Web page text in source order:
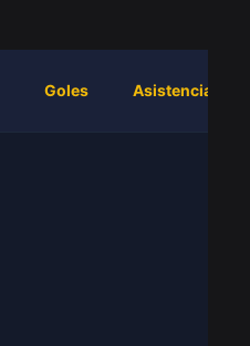
Goles Asistencias